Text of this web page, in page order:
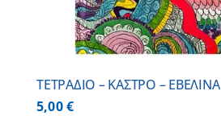
ΤΕΤΡΑΔΙΟ – ΚΑΣΤΡΟ – ΕΒΕΛΙΝΑ
5,00€